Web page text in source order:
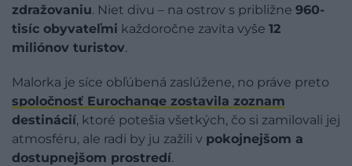
zdražovaniu. Niet divu – na ostrov s približne 960-
tisíc obyvateľmi každoročne zavíta vyše 12
miliónov turistov.
Malorka je síce obľúbená zaslúžene, no práve preto
spoločnosť Eurochange zostavila zoznam
destinácií, ktoré potešia všetkých, čo si zamilovali jej
atmosféru, ale radi by ju zažili v pokojnejšom a
dostupnejšom prostredí.